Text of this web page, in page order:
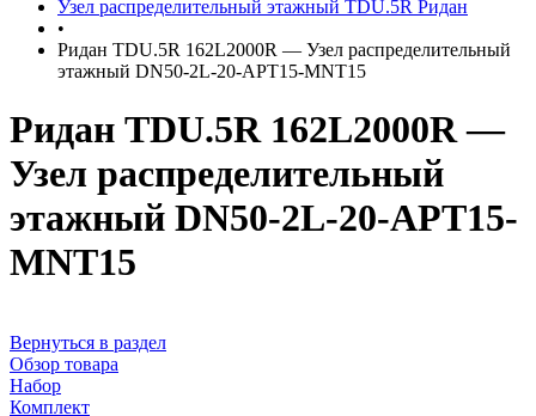
Узел распределительный этажный TDU.5R Ридан
•
Ридан TDU.5R 162L2000R — Узел распределительный
этажный DN50-2L-20-APT15-MNT15
Ридан TDU.5R 162L2000R —
Узел распределительный
этажный DN50-2L-20-APT15-
MNT15
Вернуться в раздел
Обзор товара
Набор
Комплект